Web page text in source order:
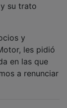
les pidió
en las que
a renunciar